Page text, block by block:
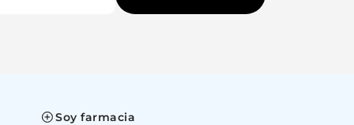
Soy farmacia